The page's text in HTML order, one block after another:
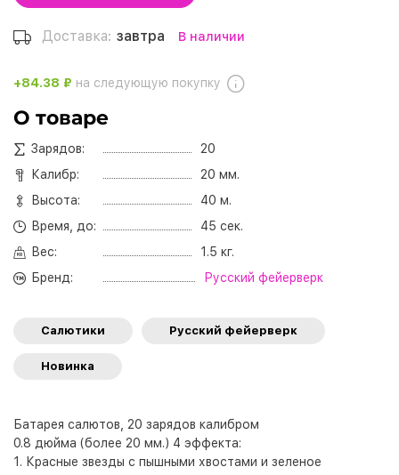
Доставка: завтра В наличии
+84.38 ₽ на следующую покупку
О товаре
Зарядов:
20
Калибр:
20 мм.
Высота:
40 м.
Время, до:
45 сек.
Вес:
1.5 кг.
Бренд:
Русский фейерверк
Салютики Русский фейерверк
Новинка
Батарея салютов, 20 зарядов калибром
0.8 дюйма (более 20 мм.) 4 эффекта:
1. Красные звезды с пышными хвостами и зеленое